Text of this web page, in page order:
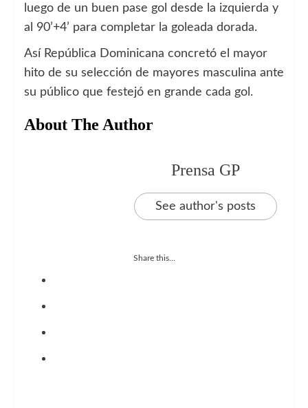
luego de un buen pase gol desde la izquierda y
al 90’+4’ para completar la goleada dorada.
Así República Dominicana concretó el mayor
hito de su selección de mayores masculina ante
su público que festejó en grande cada gol.
About The Author
Prensa GP
See author's posts
Share this...